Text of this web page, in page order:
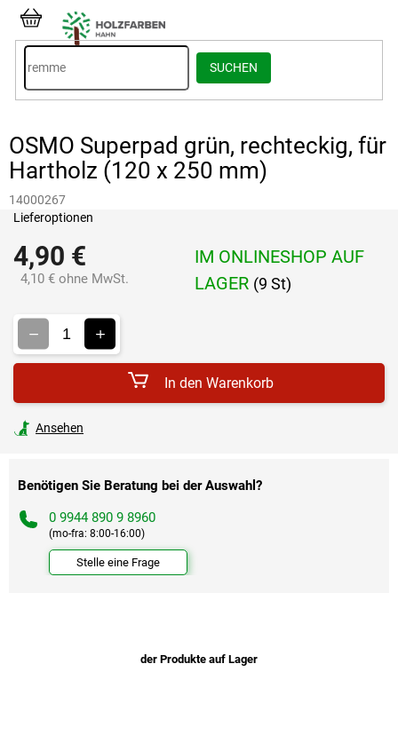
Inhalt
springen
SUCHEN
WARENKORB
OSMO Superpad grün, rechteckig, für
Hartholz (120 x 250 mm)
14000267
4,90 €
4,10 € ohne MwSt.
IM ONLINESHOP AUF
LAGER (9 St)
Lieferoptionen
In den Warenkorb
Ansehen
Benötigen Sie Beratung bei der Auswahl?
0 9944 890 9 8960
(mo-fra: 8:00-16:00)
Stelle eine Frage
der Produkte auf Lager